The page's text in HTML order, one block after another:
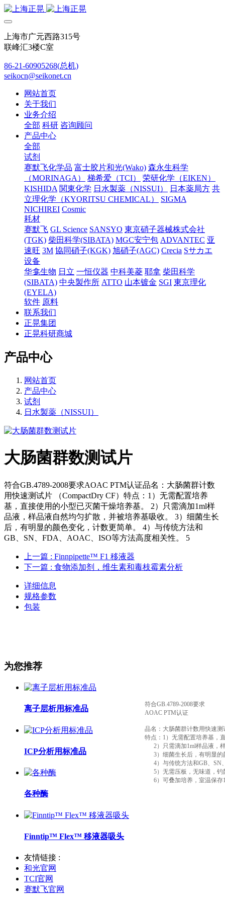
上海市广元西路315号
联峰汇3楼C室
86-21-60905268(总机)
seikocn@seikonet.cn
网站首页
关于我们
业务介绍
全部 科研 咨询顾问
产品中心
全部
试剂
赛默飞化学品 富士胶片和光(Wako) 森永生科学
（MORINAGA）
梯希爱（TCI）
荣研化学（EIKEN）
KISHIDA 関東化学 日水製薬（NISSUI） 日本薬局方 共
立理化学（KYORITSU CHEMICAL）
SIGMA
NICHIREI Cosmic
耗材
赛默飞 GL Science SANSYO 東京硝子器械株式会社
(TGK) 柴田科学(SIBATA) MGC安宁包 ADVANTEC 亚
速旺 3M 協同硝子(KGK) 旭硝子(AGC) Crecia Sサカエ
设备
华龛生物 日立 一恒仪器 中科美菱 耶拿 柴田科学
(SIBATA) 中央製作所 ATTO 山本镀金 SGI 東京理化
(EYELA)
软件 原料
联系我们
正晃集团
正晃科研商城
产品中心
网站首页
产品中心
试剂
日水製薬（NISSUI）
大肠菌群数测试片
符合GB.4789-2008要求AOAC PTM认证品名：大肠菌群计数
用快速测试片 （CompactDry CF）特点：1）无需配置培养
基，直接使用的小型已灭菌干燥培养基。 2）只需滴加1ml样
品液，样品液自然均匀扩散，并被培养基吸收。 3）细菌生长
后，有明显的颜色变化，计数更简单。 4）与传统方法和
GB、SN、FDA、AOAC、ISO等方法高度相关性。 5
上一篇 : Finnpipette™ F1 移液器
下一篇 : 食物添加剂，维生素和毒枝霉素分析
详细信息
规格参数
包装
符合GB.4789-2008要求
AOAC PTM认证
品名：大肠菌群计数用快速测
特点：1）无需配置培养基，
2）只需滴加1ml样品液，
3）细菌生长后，有明显的
4）与传统方法和GB、SN
5）无需压板，无味道，钓
6）可叠加培养，室温保存
为您推荐
离子层析用标准品
ICP分析用标准品
各种酶
Finntip™ Flex™ 移液器吸头
友情链接 :
和光官网
TCI官网
赛默飞官网